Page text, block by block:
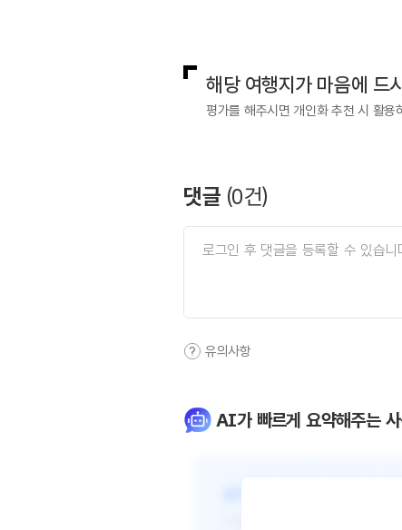
해당 여행지가 마음에 드
평가를 해주시면 개인화 추천 시 활
댓글 (0건)
유의사항
AI가 빠르게 요약해주는